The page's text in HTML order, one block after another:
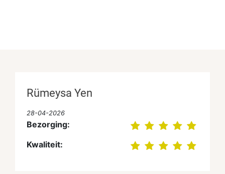
Rümeysa Yen
28-04-2026
Bezorging:
Kwaliteit: